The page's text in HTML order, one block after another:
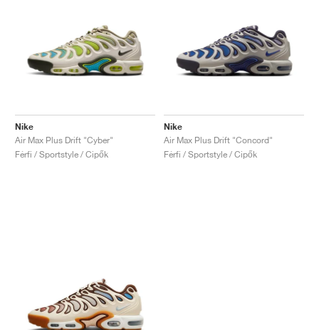
Nike
Air Max Plus Drift "Cyber"
Férfi / Sportstyle / Cipők
Nike
Air Max Plus Drift "Concord"
Férfi / Sportstyle / Cipők